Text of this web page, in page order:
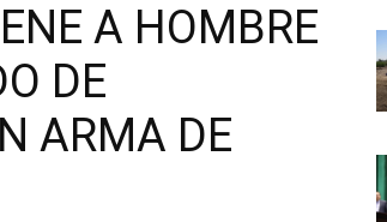
A HOMBRE
DE
ARMA DE